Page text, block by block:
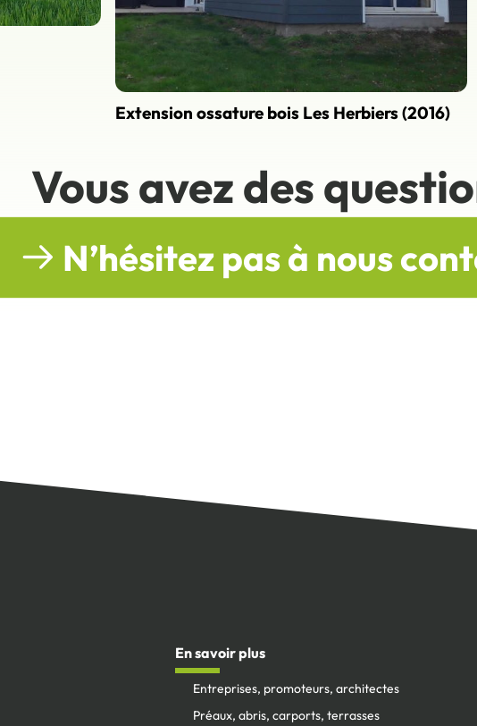
Extension ossature bois Les Herbiers (2016)
Vous avez des
N’hésitez pas à nous
En savoir plus
Entreprises, promoteurs, architectes
Préaux, abris, carports, terrasses